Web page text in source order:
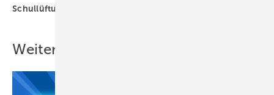
Schullüftung
Weitere Inhalte